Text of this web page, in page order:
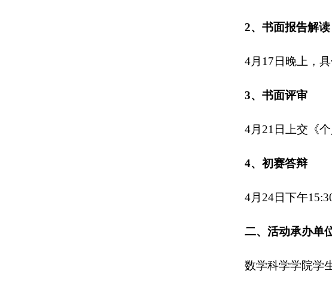
2、书面报告解读
4月17日晚上，具
3、书面评审
4月21日上交《个
4、初赛答辩
4月24日下午
二、活动承办单
数学科学学院学